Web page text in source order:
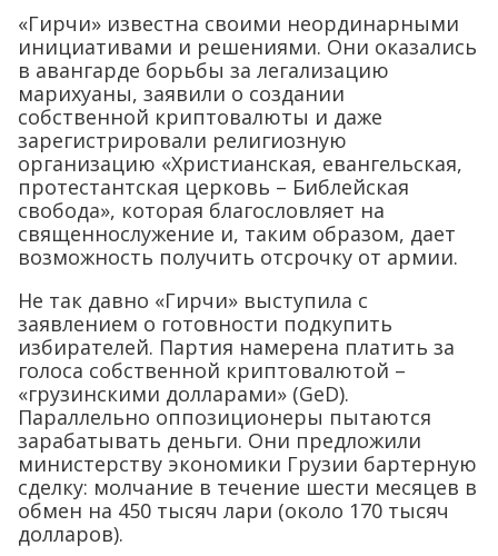
«Гирчи» известна своими неординарными
инициативами и решениями. Они оказались
в авангарде борьбы за легализацию
марихуаны, заявили о создании
собственной криптовалюты и даже
зарегистрировали религиозную
организацию «Христианская, евангельская,
протестантская церковь – Библейская
свобода», которая благословляет на
священнослужение и, таким образом, дает
возможность получить отсрочку от армии.
Не так давно «Гирчи» выступила с
заявлением о готовности подкупить
избирателей. Партия намерена платить за
голоса собственной криптовалютой –
«грузинскими долларами» (GeD).
Параллельно оппозиционеры пытаются
зарабатывать деньги. Они предложили
министерству экономики Грузии бартерную
сделку: молчание в течение шести месяцев в
обмен на 450 тысяч лари (около 170 тысяч
долларов).